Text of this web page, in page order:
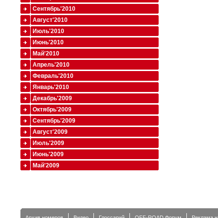
Сентябрь'2010
Август'2010
Июль'2010
Июнь'2010
Май'2010
Апрель'2010
Февраль'2010
Январь'2010
Декабрь'2009
Октябрь'2009
Сентябрь'2009
Август'2009
Июль'2009
Июнь'2009
Май'2009